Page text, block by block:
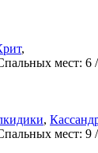
,
мест: 6 /
,
мест: 9 /